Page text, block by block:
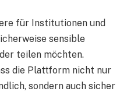
für Institutionen und
sensible
teilen möchten.
die Plattform nicht nur
sondern auch sicher